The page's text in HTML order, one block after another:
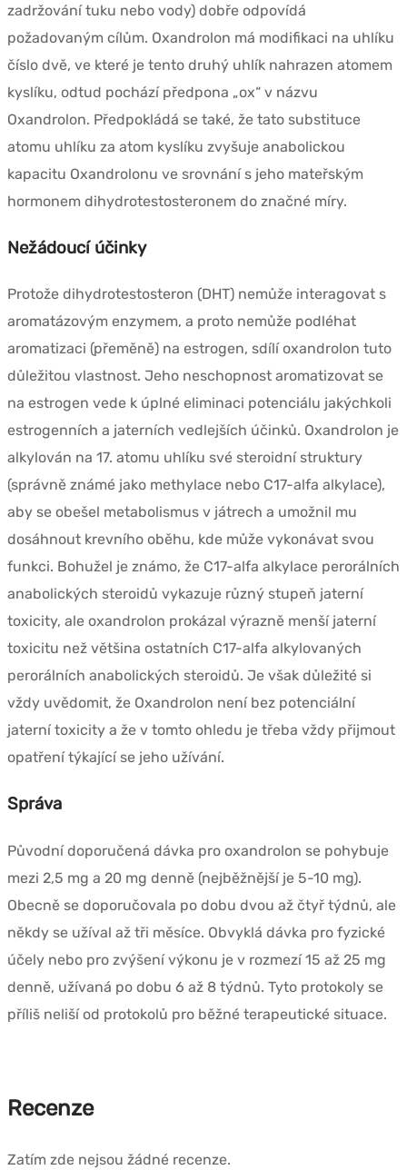
zadržování tuku nebo vody) dobře odpovídá
požadovaným cílům. Oxandrolon má modifikaci na uhlíku
číslo dvě, ve které je tento druhý uhlík nahrazen atomem
kyslíku, odtud pochází předpona „ox“ v názvu
Oxandrolon. Předpokládá se také, že tato substituce
atomu uhlíku za atom kyslíku zvyšuje anabolickou
kapacitu Oxandrolonu ve srovnání s jeho mateřským
hormonem dihydrotestosteronem do značné míry.
Nežádoucí účinky
Protože dihydrotestosteron (DHT) nemůže interagovat s
aromatázovým enzymem, a proto nemůže podléhat
aromatizaci (přeměně) na estrogen, sdílí oxandrolon tuto
důležitou vlastnost. Jeho neschopnost aromatizovat se
na estrogen vede k úplné eliminaci potenciálu jakýchkoli
estrogenních a jaterních vedlejších účinků. Oxandrolon je
alkylován na 17. atomu uhlíku své steroidní struktury
(správně známé jako methylace nebo C17-alfa alkylace),
aby se obešel metabolismus v játrech a umožnil mu
dosáhnout krevního oběhu, kde může vykonávat svou
funkci. Bohužel je známo, že C17-alfa alkylace perorálních
anabolických steroidů vykazuje různý stupeň jaterní
toxicity, ale oxandrolon prokázal výrazně menší jaterní
toxicitu než většina ostatních C17-alfa alkylovaných
perorálních anabolických steroidů. Je však důležité si
vždy uvědomit, že Oxandrolon není bez potenciální
jaterní toxicity a že v tomto ohledu je třeba vždy přijmout
opatření týkající se jeho užívání.
Správa
Původní doporučená dávka pro oxandrolon se pohybuje
mezi 2,5 mg a 20 mg denně (nejběžnější je 5-10 mg).
Obecně se doporučovala po dobu dvou až čtyř týdnů, ale
někdy se užíval až tři měsíce. Obvyklá dávka pro fyzické
účely nebo pro zvýšení výkonu je v rozmezí 15 až 25 mg
denně, užívaná po dobu 6 až 8 týdnů. Tyto protokoly se
příliš neliší od protokolů pro běžné terapeutické situace.
Recenze
Zatím zde nejsou žádné recenze.